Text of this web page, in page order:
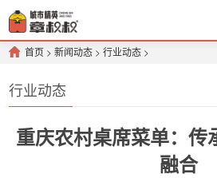
首页 >新闻动态 >行业动态 >
行业动态
重庆农村桌席菜单：传
融合